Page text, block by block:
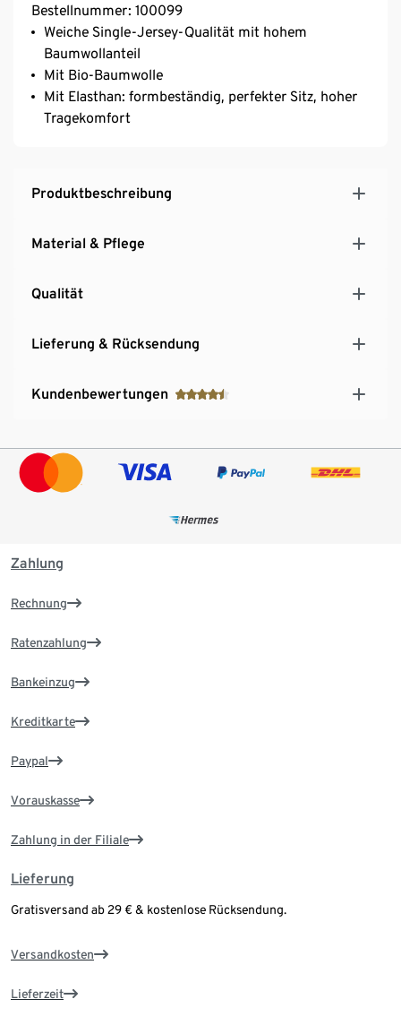
Bestellnummer: 100099
Weiche Single-Jersey-Qualität mit hohem
Baumwollanteil
Mit Bio-Baumwolle
Mit Elasthan: formbeständig, perfekter Sitz, hoher
Tragekomfort
Produktbeschreibung
Material & Pflege
Qualität
Lieferung & Rücksendung
Kundenbewertungen
Zahlung
Rechnung
Ratenzahlung
Bankeinzug
Kreditkarte
Paypal
Vorauskasse
Zahlung in der Filiale
Lieferung
Gratisversand ab 29 € & kostenlose Rücksendung.
Versandkosten
Lieferzeit